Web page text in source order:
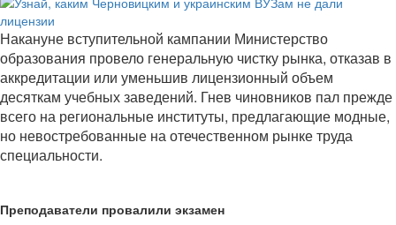
Накануне вступительной кампании Министерство
образования провело генеральную чистку рынка, отказав в
аккредитации или уменьшив лицензионный объем
десяткам учебных заведений. Гнев чиновников пал прежде
всего на региональные институты, предлагающие модные,
но невостребованные на отечественном рынке труда
специальности.
Преподаватели провалили экзамен